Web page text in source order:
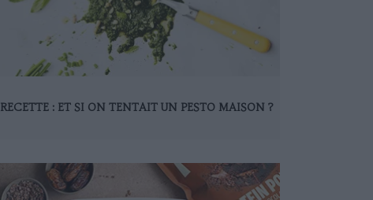
RECETTE : ET SI ON TENTAIT UN PESTO MAISON ?